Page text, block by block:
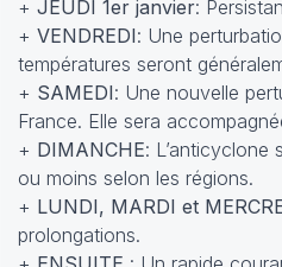
+ JEUDI 1er janvier:
+ VENDREDI: Une
températures seront
+ SAMEDI: Une nouvelle
France. Elle sera
+ DIMANCHE: L’anticyclone
ou moins selon les régions.
+ LUNDI, MARDI et
prolongations.